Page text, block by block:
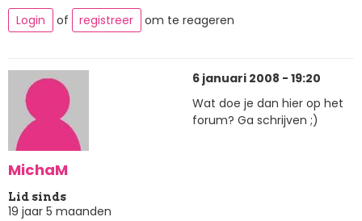
Login
of registreer om te reageren
MichaM
Lid sinds
19 jaar 5 maanden
6 januari 2008 - 19:20
Wat doe je dan hier op het
forum? Ga schrijven ;)